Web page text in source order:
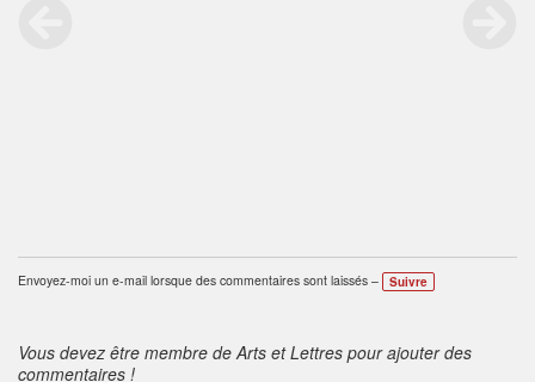
Envoyez-moi un e-mail lorsque des commentaires sont laissés – Suivre
Vous devez être membre de Arts et Lettres pour ajouter des
commentaires !